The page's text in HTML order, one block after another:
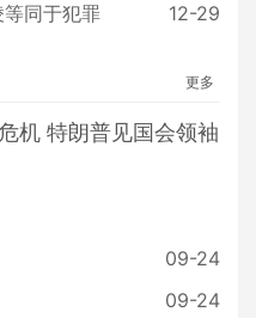
同于犯罪
12-29
更多
机 特朗普见国会领袖
09-24
09-24